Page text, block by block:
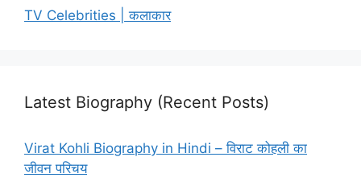
TV Celebrities | कलाकार
Latest Biography (Recent Posts)
Virat Kohli Biography in Hindi – विराट कोहली का
जीवन परिचय